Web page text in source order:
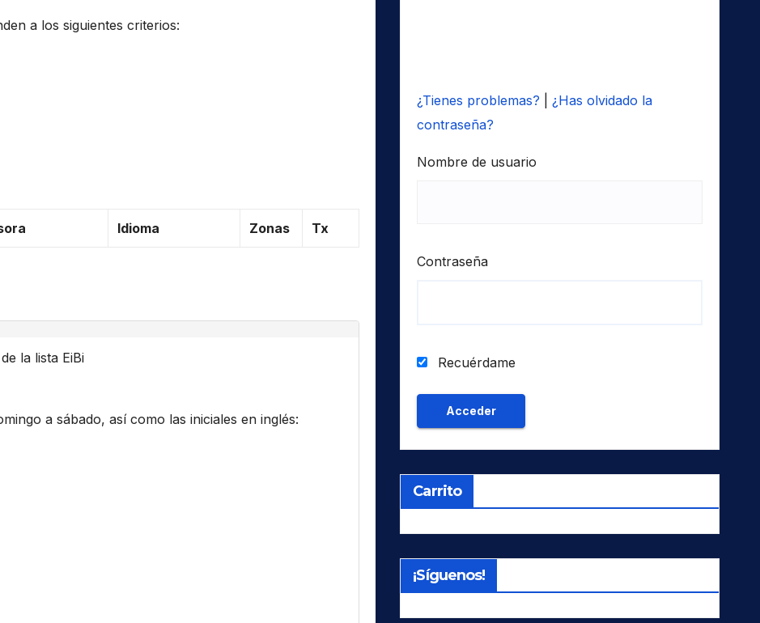
a los siguientes criterios:
Idioma Zonas Tx
la lista EiBi
a sábado, así como las iniciales en inglés:
¿Tienes problemas?
¿Has olvidado la
contraseña?
Nombre de usuario
Contraseña
Recuérdame
Carrito
¡Síguenos!